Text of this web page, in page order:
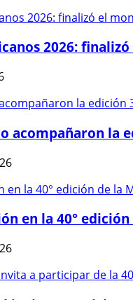
2026:
acompañaron la
en la 40°